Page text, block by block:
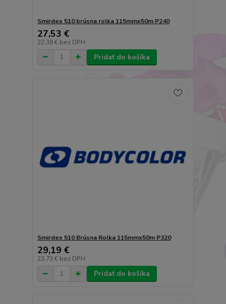
Smirdex 510 brúsna rolka 115mmx50m P240
27,53 €
22,38 € bez DPH
Pridať do košíka
Smirdex 510 Brúsna Rolka 115mmx50m P320
29,19 €
23,73 € bez DPH
Pridať do košíka